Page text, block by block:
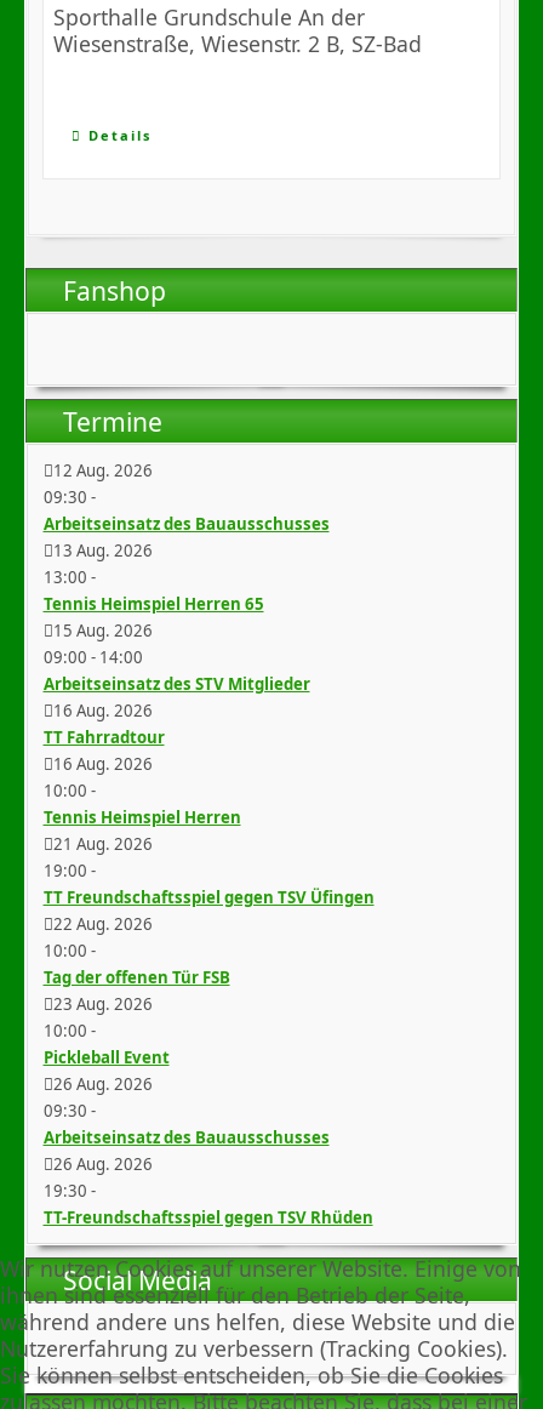
Fanshop
Termine
12 Aug. 2026
09:30 -
Arbeitseinsatz des Bauausschusses
13 Aug. 2026
13:00 -
Tennis Heimspiel Herren 65
15 Aug. 2026
09:00 - 14:00
Arbeitseinsatz des STV Mitglieder
16 Aug. 2026
TT Fahrradtour
16 Aug. 2026
10:00 -
Tennis Heimspiel Herren
21 Aug. 2026
19:00 -
TT Freundschaftsspiel gegen TSV Üfingen
22 Aug. 2026
10:00 -
Tag der offenen Tür FSB
23 Aug. 2026
10:00 -
Pickleball Event
26 Aug. 2026
09:30 -
Arbeitseinsatz des Bauausschusses
26 Aug. 2026
19:30 -
TT-Freundschaftsspiel gegen TSV Rhüden
Social Media
Sporthalle Grundschule An der
Wiesenstraße, Wiesenstr. 2 B, SZ-Bad
Details
Wir nutzen Cookies auf unserer Website. Einige von
ihnen sind essenziell für den Betrieb der Seite,
während andere uns helfen, diese Website und die
Nutzererfahrung zu verbessern (Tracking Cookies).
Sie können selbst entscheiden, ob Sie die Cookies
zulassen möchten. Bitte beachten Sie, dass bei einer